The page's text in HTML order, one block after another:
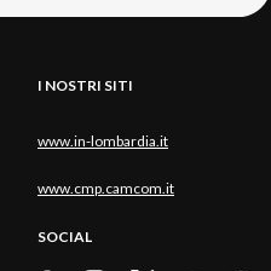
I NOSTRI SITI
www.in-lombardia.it
www.cmp.camcom.it
SOCIAL